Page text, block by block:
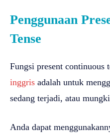
Penggunaan
Tense
Fungsi present continuous
inggris adalah untuk
sedang terjadi, atau
Anda dapat